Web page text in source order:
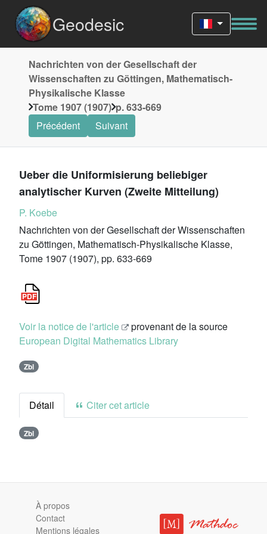
Geodesic
Nachrichten von der Gesellschaft der
Wissenschaften zu Göttingen, Mathematisch-
Physikalische Klasse
Tome 1907 (1907) p. 633-669
Précédent
Suivant
Ueber die Uniformisierung beliebiger
analytischer Kurven (Zweite Mitteilung)
P. Koebe
Nachrichten von der Gesellschaft der Wissenschaften
zu Göttingen, Mathematisch-Physikalische Klasse,
Tome 1907 (1907), pp. 633-669
Voir la notice de l'article
provenant de la source
European Digital Mathematics Library
Zbl
Détail Citer cet article
Zbl
À propos
Contact
Mentions légales